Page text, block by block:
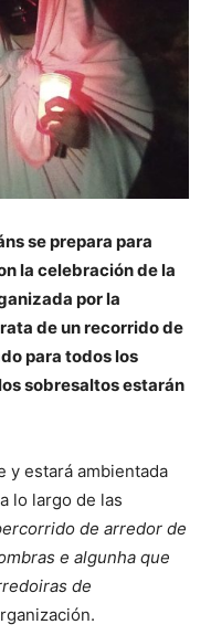
se prepara para
la celebración de la
por la
de un recorrido de
para todos los
sobresaltos estarán
y estará ambientada
lo largo de las
de arredor de
e algunha que
de